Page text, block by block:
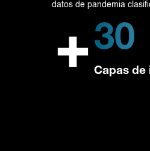
datos de pandemia
+30
Capas de